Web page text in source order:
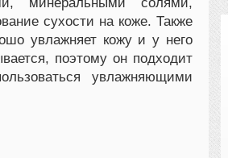
сухости на коже. Также
увлажняет кожу и у него
поэтому он подходит
увлажняющими